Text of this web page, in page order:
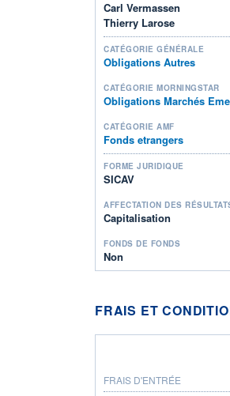
Carl Vermassen
Thierry Larose
CATÉGORIE GÉNÉRALE
Obligations Autres
CATÉGORIE MORNINGSTAR
Obligations Marchés
CATÉGORIE AMF
Fonds etrangers
FORME JURIDIQUE
SICAV
AFFECTATION DES
Capitalisation
FONDS DE FONDS
Non
FRAIS ET
FRAIS D'ENTRÉE